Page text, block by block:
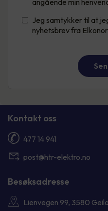
angående min
Jeg samtykker til at
nyhetsbrev fra
Kontakt oss
477 14 941
post@htr-elektro.no
Besøksadresse
Lienvegen 99, 3580 Geilo